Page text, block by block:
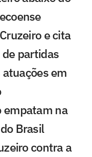
e cita
partidas
em
empatam na
Brasil
contra a